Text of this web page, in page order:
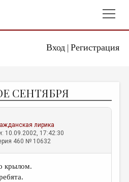
Вход| Регистрация
СЕНТЯБРЯ
лирика
10.09.2002, 17:42:30
460 № 10632
крылом.